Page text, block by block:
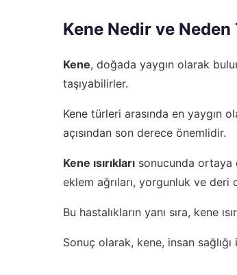
Kene Nedir ve
Kene, doğada yaygın olarak
taşıyabilirler.
Kene türleri arasında en yaygın
açısından son derece önemlidir.
Kene ısırıkları sonucunda ortaya
eklem ağrıları, yorgunluk ve
Bu hastalıkların yanı sıra, kene
Sonuç olarak, kene, insan